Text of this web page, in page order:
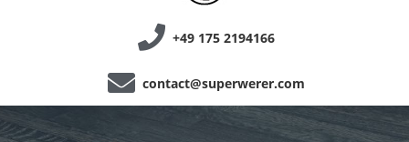
+49 175 2194166
contact@superwerer.com